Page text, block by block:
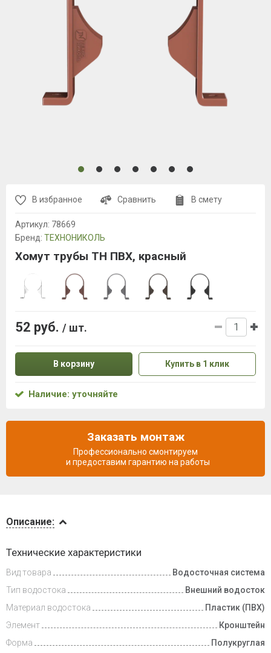
Доставка
Описание:
Технические характеристики
Вид товара
Водосточная система
Тип водостока
Внешний водосток
Материал водостока
Пластик (ПВХ)
Элемент
Кронштейн
Форма
Полукруглая
В избранное Сравнить В смету
Артикул: 78669
Бренд: ТЕХНОНИКОЛЬ
Хомут трубы ТН ПВХ, красный
52 руб. / шт.
В корзину Купить в 1 клик
Наличие: уточняйте
Заказать монтаж
Профессионально смонтируем
и предоставим гарантию на работы